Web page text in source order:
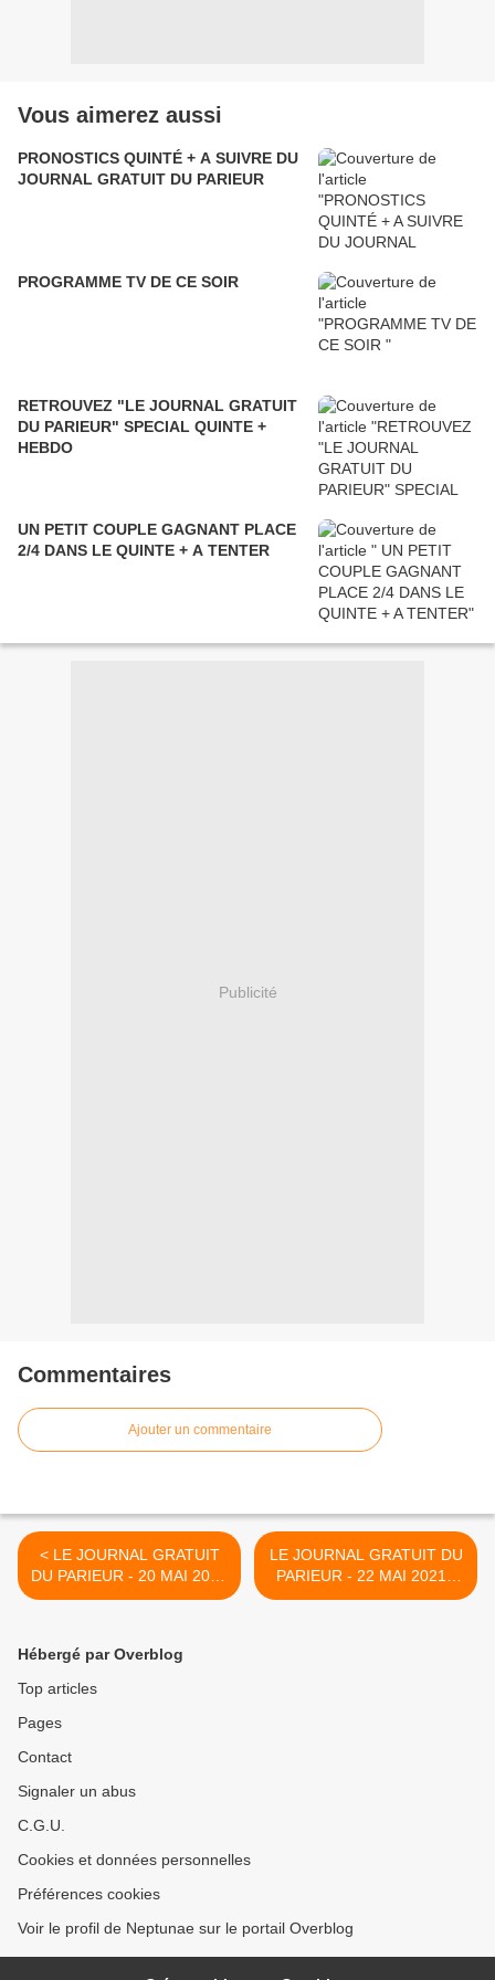
Vous aimerez aussi
PRONOSTICS QUINTÉ + A SUIVRE DU
JOURNAL GRATUIT DU PARIEUR
PROGRAMME TV DE CE SOIR
RETROUVEZ "LE JOURNAL GRATUIT
DU PARIEUR" SPECIAL QUINTE +
HEBDO
UN PETIT COUPLE GAGNANT PLACE
2/4 DANS LE QUINTE + A TENTER
Publicité
Commentaires
Ajouter un commentaire
< LE JOURNAL GRATUIT
DU PARIEUR - 20 MAI 2021
- COUPLE DU JOUR DU
LE JOURNAL GRATUIT DU
PARIEUR - 22 MAI 2021 -
COUPLE DU JOUR DU
Hébergé par Overblog
Top articles
Pages
Contact
Signaler un abus
C.G.U.
Cookies et données personnelles
Préférences cookies
Voir le profil de Neptunae sur le portail Overblog